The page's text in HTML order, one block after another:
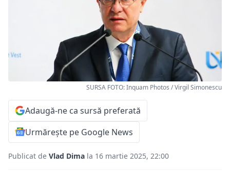
SURSA FOTO: Inquam Photos / Virgil Simonescu
Adaugă-ne ca sursă preferată
Urmărește pe Google News
Publicat de Vlad Dima la 16 martie 2025, 22:00